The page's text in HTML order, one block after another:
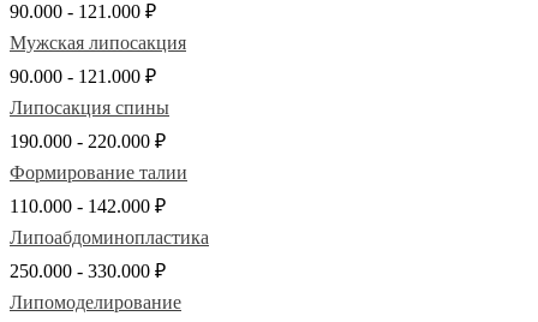
90.000 - 121.000 ₽
Мужская липосакция
90.000 - 121.000 ₽
Липосакция спины
190.000 - 220.000 ₽
Формирование талии
110.000 - 142.000 ₽
Липоабдоминопластика
250.000 - 330.000 ₽
Липомоделирование